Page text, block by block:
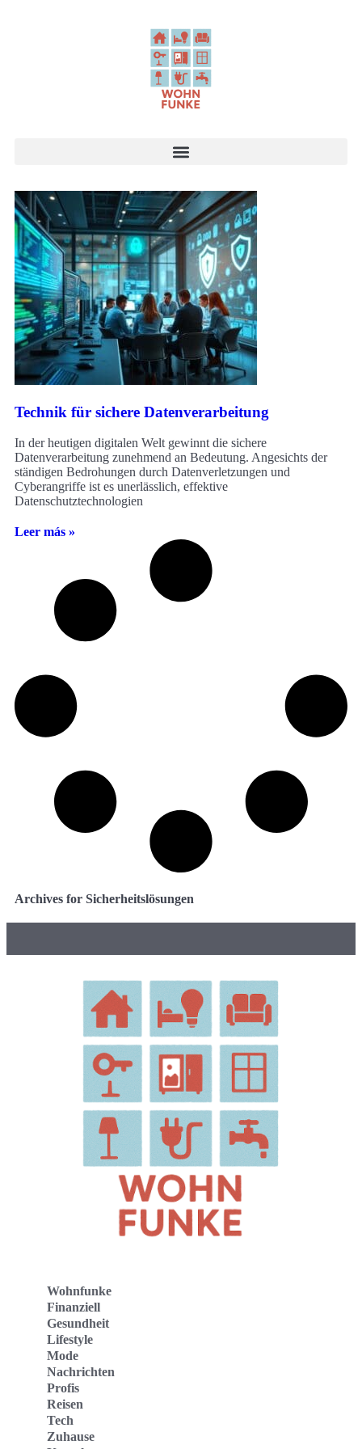
Technik für sichere Datenverarbeitung
In der heutigen digitalen Welt gewinnt die sichere
Datenverarbeitung zunehmend an Bedeutung. Angesichts der
ständigen Bedrohungen durch Datenverletzungen und
Cyberangriffe ist es unerlässlich, effektive
Datenschutztechnologien
Leer más »
Archives for Sicherheitslösungen
Wohnfunke
Finanziell
Gesundheit
Lifestyle
Mode
Nachrichten
Profis
Reisen
Tech
Zuhause